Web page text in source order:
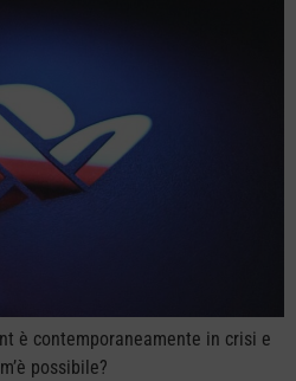
è contemporaneamente in crisi e
possibile?